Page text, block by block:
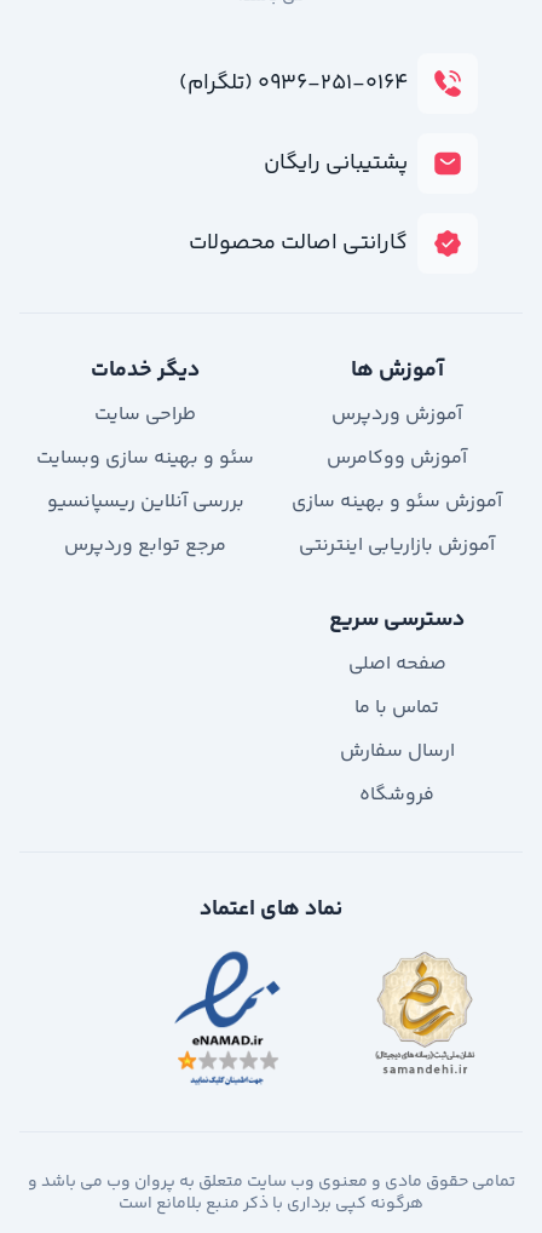
۰۹۳۶-۲۵۱-۰۱۶۴ (تلگرام)
پشتیبانی رایگان
گارانتی اصالت محصولات
آموزش ها
آموزش وردپرس
آموزش ووکامرس
آموزش سئو و بهینه سازی
آموزش بازاریابی اینترنتی
دیگر خدمات
طراحی سایت
سئو و بهینه سازی وبسایت
بررسی آنلاین ریسپانسیو
مرجع توابع وردپرس
دسترسی سریع
صفحه اصلی
تماس با ما
ارسال سفارش
فروشگاه
نماد های اعتماد
تمامی حقوق مادی و معنوی وب سایت متعلق به پروان وب می باشد و
هرگونه کپی برداری با ذکر منبع بلامانع است